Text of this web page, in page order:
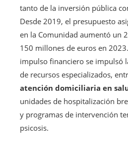
tanto de la inversión pública
Desde 2019, el presupuesto
en la Comunidad aumentó un
150 millones de euros en
impulso financiero se impulsó
de recursos especializados,
atención domiciliaria en
unidades de hospitalización
y programas de intervención
psicosis.